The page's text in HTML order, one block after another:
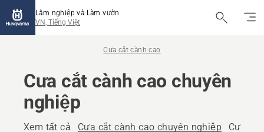
Lâm nghiệp và Làm vườn
VN, Tiếng Việt
Cưa cắt cành cao
Cưa cắt cành cao chuyên
nghiệp
Xem tất cả Cưa cắt cành cao chuyên nghiệp Cưa